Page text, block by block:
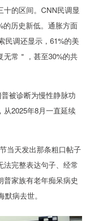
十的区间。CNN民调显
的历史新低。通胀方面
民调还显示，61%的美
无常＂，甚至30%的共
被诊断为慢性静脉功
从2025年8月一直延续
当天发出那条粗口帖子
法完整表达句子、经常
普家族有老年痴呆病史
病去世。